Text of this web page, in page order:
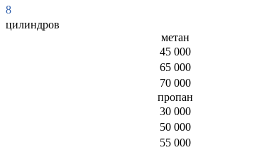
8
цилиндров
метан
45 000
65 000
70 000
пропан
30 000
50 000
55 000